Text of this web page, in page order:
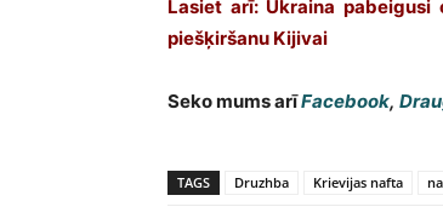
Lasiet arī: Ukraina pabeigusi
piešķiršanu Kijivai
Seko mums arīFacebook,
TAGS Druzhba Krievijas nafta